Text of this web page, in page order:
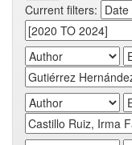
Current filters: